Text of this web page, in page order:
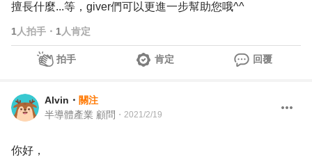
擅長什麼...等，giver們可以更進一步幫助您哦^^
1 人拍手 ・ 1 人肯定
拍手 肯定 回覆
Alvin ・ 關注
半導體產業 顧問 ・ 2021/2/19
你好，